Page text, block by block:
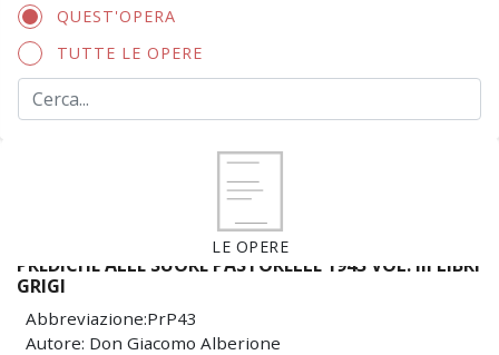
QUEST'OPERA
TUTTE LE OPERE
LE OPERE
PREDICHE ALLE SUORE PASTORELLE 1943 VOL. III LIBRI
GRIGI
Abbreviazione:PrP43
Autore: Don Giacomo Alberione